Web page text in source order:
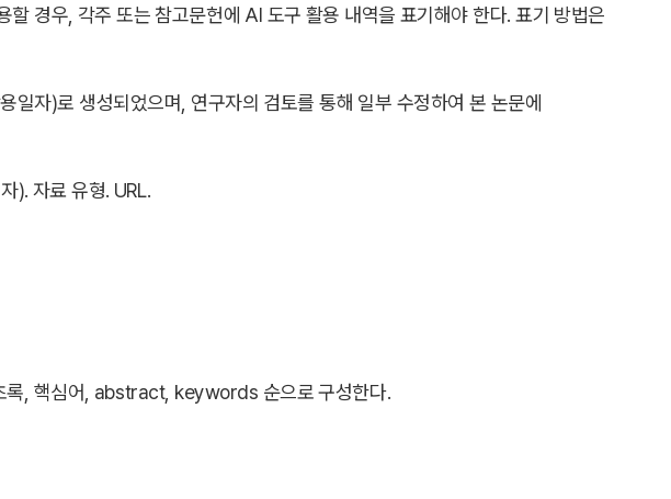
경우, 각주 또는 참고문헌에 AI 도구 활용 내역을 표기해야 한다. 표기 방법은
자)로 생성되었으며, 연구자의 검토를 통해 일부 수정하여 본 논문에
). 자료 유형. URL.
록, 핵심어, abstract, keywords 순으로 구성한다.